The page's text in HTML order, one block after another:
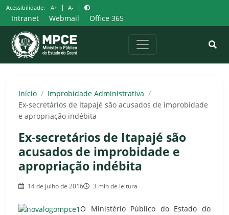
Pular
para
o
conteúdo
Acessibilidade: A+ | A- |
Intranet Webmail Office 365
Início / Improbidade Administrativa /
Ex-secretários de Itapajé são acusados de improbidade
e apropriação indébita
Ex-secretários de Itapajé são
acusados de improbidade e
apropriação indébita
14 de julho de 2016 3 min de leitura
O Ministério Público do Estado do